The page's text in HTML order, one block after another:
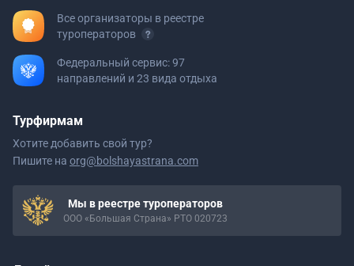
Все организаторы в реестре
туроператоров
Федеральный сервис: 97
направлений и 23 вида отдыха
Турфирмам
Хотите добавить свой тур?
Пишите на org@bolshayastrana.com
Мы в реестре туроператоров
ООО «Большая Страна» РТО 020723